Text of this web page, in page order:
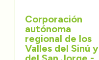
Trámites y Servicios
Contáctenos
Corporación
autónoma
regional de los
Valles del Sinú y